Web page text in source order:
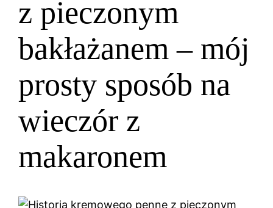
z pieczonym
bakłażanem – mój
prosty sposób na
wieczór z
makaronem